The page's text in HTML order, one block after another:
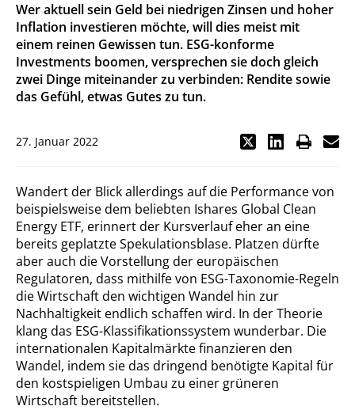
Wer aktuell sein Geld bei niedrigen Zinsen und hoher
Inflation investieren möchte, will dies meist mit
einem reinen Gewissen tun. ESG-konforme
Investments boomen, versprechen sie doch gleich
zwei Dinge miteinander zu verbinden: Rendite sowie
das Gefühl, etwas Gutes zu tun.
27. Januar 2022
Wandert der Blick allerdings auf die Performance von
beispielsweise dem beliebten Ishares Global Clean
Energy ETF, erinnert der Kursverlauf eher an eine
bereits geplatzte Spekulationsblase. Platzen dürfte
aber auch die Vorstellung der europäischen
Regulatoren, dass mithilfe von ESG-Taxonomie-Regeln
die Wirtschaft den wichtigen Wandel hin zur
Nachhaltigkeit endlich schaffen wird. In der Theorie
klang das ESG-Klassifikationssystem wunderbar. Die
internationalen Kapitalmärkte finanzieren den
Wandel, indem sie das dringend benötigte Kapital für
den kostspieligen Umbau zu einer grüneren
Wirtschaft bereitstellen.